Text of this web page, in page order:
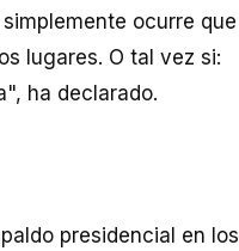
ocurre que
lugares. O tal vez si:
ha declarado.
presidencial en los